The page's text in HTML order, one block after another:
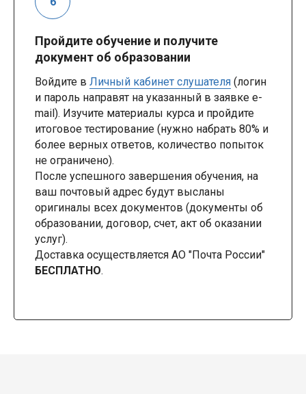
Пройдите обучение и получите
документ об образовании
Войдите в Личный кабинет слушателя (логин
и пароль направят на указанный в заявке e-
mail). Изучите материалы курса и пройдите
итоговое тестирование (нужно набрать 80% и
более верных ответов, количество попыток
не ограничено).
После успешного завершения обучения, на
ваш почтовый адрес будут высланы
оригиналы всех документов (документы об
образовании, договор, счет, акт об оказании
услуг).
Доставка осуществляется АО "Почта России"
БЕСПЛАТНО.